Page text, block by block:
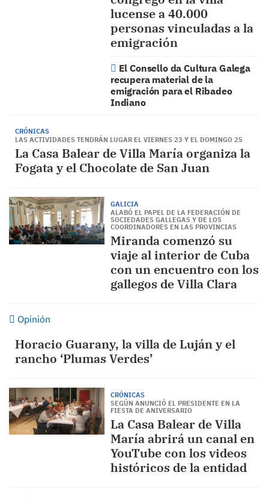
lucense a 40.000
personas vinculadas a la
emigración
El Consello da Cultura Galega
recupera material de la
emigración para el Ribadeo
Indiano
CRÓNICAS
LAS ACTIVIDADES TENDRÁN LUGAR EL VIERNES 23 Y EL DOMINGO 25
La Casa Balear de Villa María organiza la
Fogata y el Chocolate de San Juan
GALICIA
ALABÓ EL PAPEL DE LA FEDERACIÓN DE
SOCIEDADES GALLEGAS Y DE LOS
COORDINADORES EN LAS PROVINCIAS
Miranda comenzó su
viaje al interior de Cuba
con un encuentro con los
gallegos de Villa Clara
Opinión
Horacio Guarany, la villa de Luján y el
rancho ‘Plumas Verdes’
CRÓNICAS
SEGÚN ANUNCIÓ EL PRESIDENTE EN LA
FIESTA DE ANIVERSARIO
La Casa Balear de Villa
María abrirá un canal en
YouTube con los videos
históricos de la entidad